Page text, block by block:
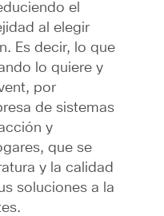
el
al elegir
Es decir, lo que
lo quiere y
por
de sistemas
y
que se
y la calidad
soluciones a la